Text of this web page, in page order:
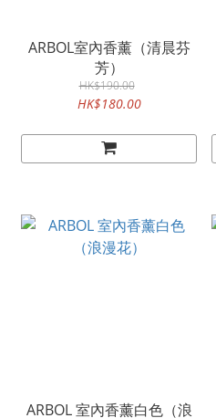
ARBOL室內香薰（清晨芬
芳）
HK$190.00
HK$180.00
ARBOL 室內香薰白色（浪